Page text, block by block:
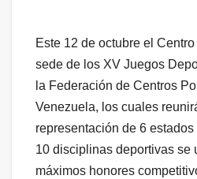
Este 12 de octubre el
sede de los XV Juegos
la Federación de Centros
Venezuela, los cuales
representación de 6
10 disciplinas deportivas se
máximos honores